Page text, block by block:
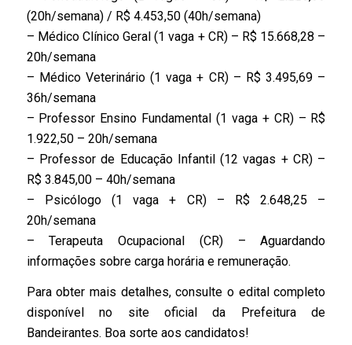
(20h/semana) / R$ 4.453,50 (40h/semana)
– Médico Clínico Geral (1 vaga + CR) – R$ 15.668,28 –
20h/semana
– Médico Veterinário (1 vaga + CR) – R$ 3.495,69 –
36h/semana
– Professor Ensino Fundamental (1 vaga + CR) – R$
1.922,50 – 20h/semana
– Professor de Educação Infantil (12 vagas + CR) –
R$ 3.845,00 – 40h/semana
– Psicólogo (1 vaga + CR) – R$ 2.648,25 –
20h/semana
– Terapeuta Ocupacional (CR) – Aguardando
informações sobre carga horária e remuneração.
Para obter mais detalhes, consulte o edital completo
disponível no site oficial da Prefeitura de
Bandeirantes. Boa sorte aos candidatos!